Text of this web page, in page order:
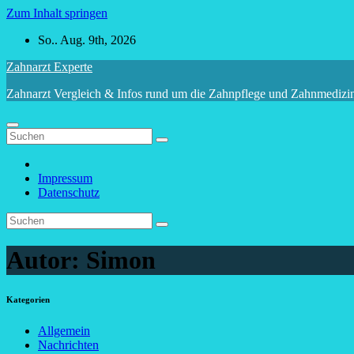
Zum Inhalt springen
So.. Aug. 9th, 2026
Zahnarzt Experte
Zahnarzt Vergleich & Infos rund um die Zahnpflege und
Impressum
Datenschutz
Autor: Simon
Kategorien
Allgemein
Nachrichten